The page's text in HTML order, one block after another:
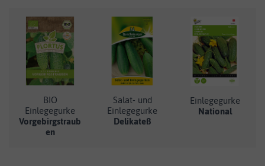
BIO
Einlegegurke
Vorgebirgstraub
en
Salat- und
Einlegegurke
Delikateß
Einlegegurke
National